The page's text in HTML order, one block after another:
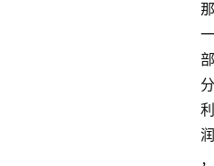
那
一
部
分
利
润
，